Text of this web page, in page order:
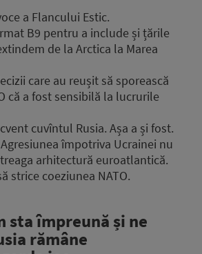
a Flancului Estic.
B9 pentru a include și țările
de la Arctica la Marea
care au reușit să sporească
că a fost sensibilă la lucrurile
cuvîntul Rusia. Așa a și fost.
împotriva Ucrainei nu
arhitectură euroatlantică.
strice coeziunea NATO.
sta împreună și ne
rămâne